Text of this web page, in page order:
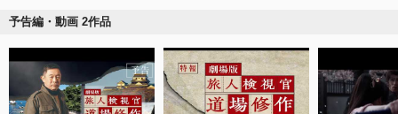
予告編・動画 2作品